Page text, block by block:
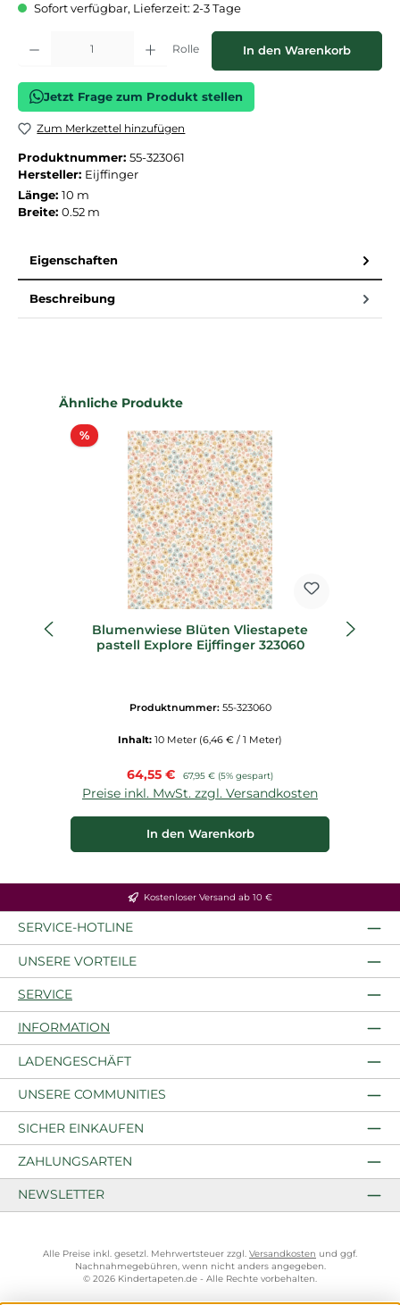
Sofort verfügbar, Lieferzeit: 2-3 Tage
Produkt Anzahl: Gib den gewünschten Wert ein oder benutze die
Rolle In den Warenkorb
Jetzt Frage zum Produkt stellen
Zum Merkzettel hinzufügen
Produktnummer: 55-323061
Hersteller: Eijffinger
Länge: 10 m
Breite: 0.52 m
Eigenschaften
Beschreibung
Produktgalerie überspringen
Ähnliche Produkte
%Rabatt
Blumenwiese Blüten Vliestapete
pastell Explore Eijffinger 323060
Produktnummer: 55-323060
Inhalt: 10 Meter (6,46 € / 1 Meter)
Verkaufspreis:
64,55 € Regulärer Preis:
67,95 € (5% gespart)
Preise inkl. MwSt. zzgl. Versandkosten
In den Warenkorb
Kostenloser Versand ab 10 €
SERVICE-HOTLINE
UNSERE VORTEILE
SERVICE
INFORMATION
LADENGESCHÄFT
UNSERE COMMUNITIES
SICHER EINKAUFEN
ZAHLUNGSARTEN
NEWSLETTER
Alle Preise inkl. gesetzl. Mehrwertsteuer zzgl. Versandkosten und ggf.
Nachnahmegebühren, wenn nicht anders angegeben.
© 2026 Kindertapeten.de - Alle Rechte vorbehalten.